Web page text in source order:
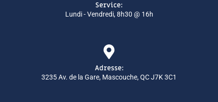
Service:
Lundi - Vendredi, 8h30 @ 16h
Adresse:
3235 Av. de la Gare, Mascouche, QC J7K 3C1